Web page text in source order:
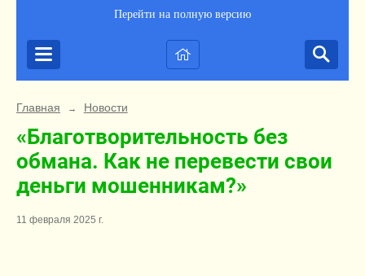
Перейти на полную версию
Главная → Новости
«Благотворительность без
обмана. Как не перевести свои
деньги мошенникам?»
11 февраля 2025 г.